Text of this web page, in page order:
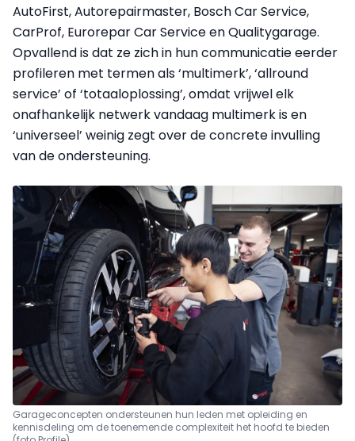
AutoFirst, Autorepairmaster, Bosch Car Service,
CarProf, Eurorepar Car Service en Qualitygarage.
Opvallend is dat ze zich in hun communicatie eerder
profileren met termen als ‘multimerk’, ‘allround
service’ of ‘totaaloplossing’, omdat vrijwel elk
onafhankelijk netwerk vandaag multimerk is en
‘universeel’ weinig zegt over de concrete invulling
van de ondersteuning.
Garageconcepten ondersteunen hun leden met opleiding en
kennisdeling om de toenemende complexiteit het hoofd te bieden